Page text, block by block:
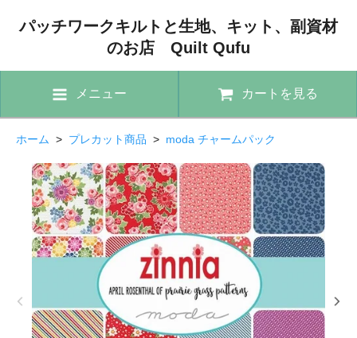
パッチワークキルトと生地、キット、副資材
のお店 Quilt Qufu
メニュー カートを見る
ホーム > プレカット商品 > moda チャームパック